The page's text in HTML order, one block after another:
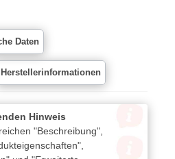
Daten
Herstellerinformationen
Hinweis
"Beschreibung",